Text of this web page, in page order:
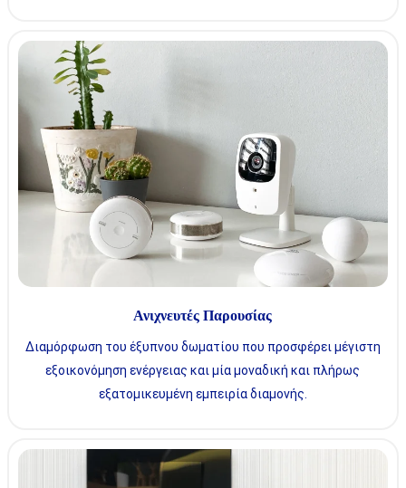
Ανιχνευτές Παρουσίας
Διαμόρφωση του έξυπνου δωματίου που προσφέρει μέγιστη
εξοικονόμηση ενέργειας και μία μοναδική και πλήρως
εξατομικευμένη εμπειρία διαμονής.